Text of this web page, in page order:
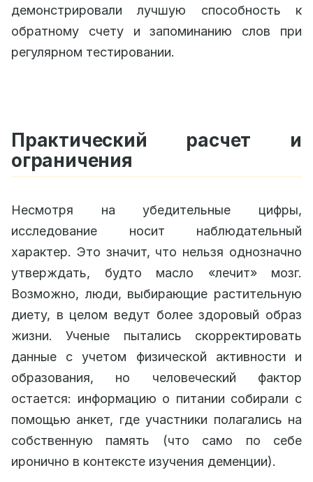
демонстрировали лучшую способность к
обратному счету и запоминанию слов при
регулярном тестировании.
Практический расчет и
ограничения
Несмотря на убедительные цифры,
исследование носит наблюдательный
характер. Это значит, что нельзя однозначно
утверждать, будто масло «лечит» мозг.
Возможно, люди, выбирающие растительную
диету, в целом ведут более здоровый образ
жизни. Ученые пытались скорректировать
данные с учетом физической активности и
образования, но человеческий фактор
остается: информацию о питании собирали с
помощью анкет, где участники полагались на
собственную память (что само по себе
иронично в контексте изучения деменции).